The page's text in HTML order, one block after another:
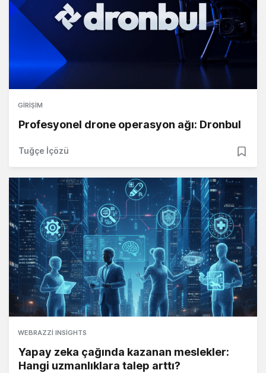
GIRIŞIM
Profesyonel drone operasyon ağı: Dronbul
Tuğçe İçözü
WEBRAZZI INSIGHTS
Yapay zeka çağında kazanan meslekler:
Hangi uzmanlıklara talep arttı?